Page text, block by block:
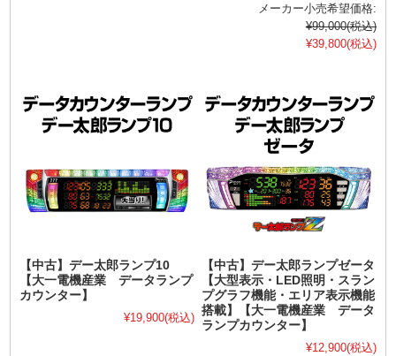
メーカー小売希望価格:
¥99,000(税込)
¥39,800(税込)
【中古】デー太郎ランプ10
【大一電機産業 データランプ
カウンター】
¥19,900(税込)
【中古】デー太郎ランプゼータ
【大型表示・LED照明・スラン
プグラフ機能・エリア表示機能
搭載】【大一電機産業 データ
ランプカウンター】
¥12,900(税込)